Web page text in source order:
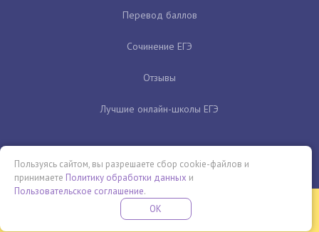
Перевод баллов
Сочинение ЕГЭ
Отзывы
Лучшие онлайн-школы ЕГЭ
Бесплатная летняя школа
ПРОВЕДИ ЭТО ЛЕТО С ПОЛЬЗОЙ
Пользуясь сайтом, вы разрешаете сбор cookie-файлов и
принимаете Политику обработки данных и
Пользовательское соглашение.
OK